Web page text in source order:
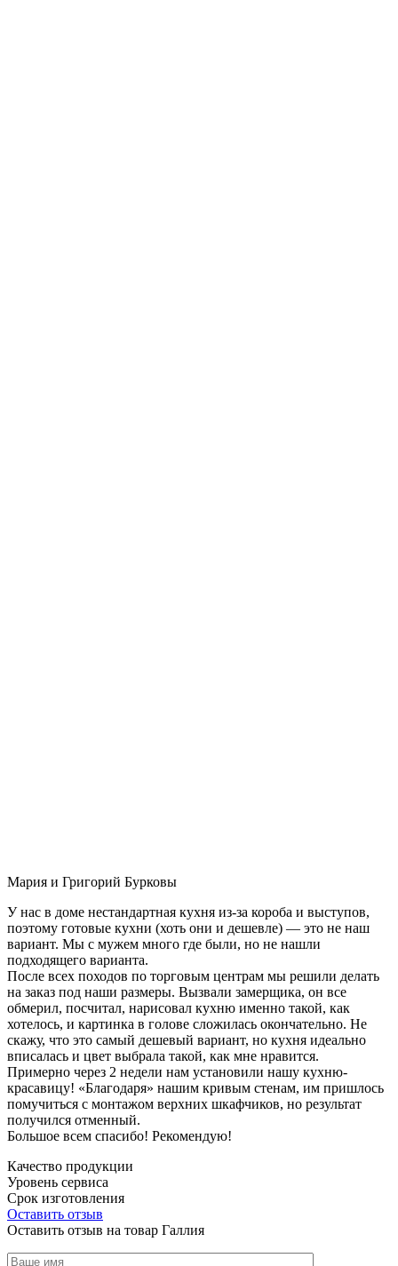
Мария и Григорий Бурковы
У нас в доме нестандартная кухня из-за короба и выступов,
поэтому готовые кухни (хоть они и дешевле) — это не наш
вариант. Мы с мужем много где были, но не нашли
подходящего варианта.
После всех походов по торговым центрам мы решили делать
на заказ под наши размеры. Вызвали замерщика, он все
обмерил, посчитал, нарисовал кухню именно такой, как
хотелось, и картинка в голове сложилась окончательно. Не
скажу, что это самый дешевый вариант, но кухня идеально
вписалась и цвет выбрала такой, как мне нравится.
Примерно через 2 недели нам установили нашу кухню-
красавицу! «Благодаря» нашим кривым стенам, им пришлось
помучиться с монтажом верхних шкафчиков, но результат
получился отменный.
Большое всем спасибо! Рекомендую!
Качество продукции
Уровень сервиса
Срок изготовления
Оставить отзыв
Оставить отзыв на товар Галлия